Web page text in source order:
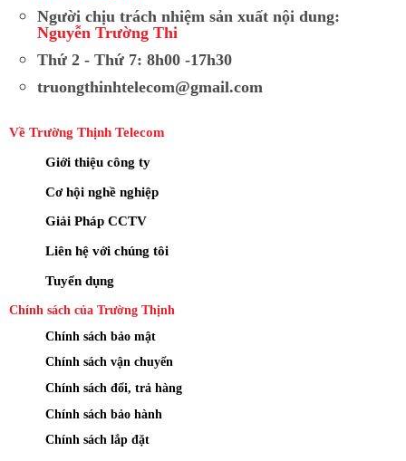
Người chịu trách nhiệm sản xuất nội dung:
Nguyễn Trường Thi
Thứ 2 - Thứ 7: 8h00 -17h30
truongthinhtelecom@gmail.com
Về Trường Thịnh Telecom
Giới thiệu công ty
Cơ hội nghề nghiệp
Giải Pháp CCTV
Liên hệ với chúng tôi
Tuyển dụng
Chính sách của Trường Thịnh
Chính sách bảo mật
Chính sách vận chuyển
Chính sách đổi, trả hàng
Chính sách bảo hành
Chính sách lắp đặt